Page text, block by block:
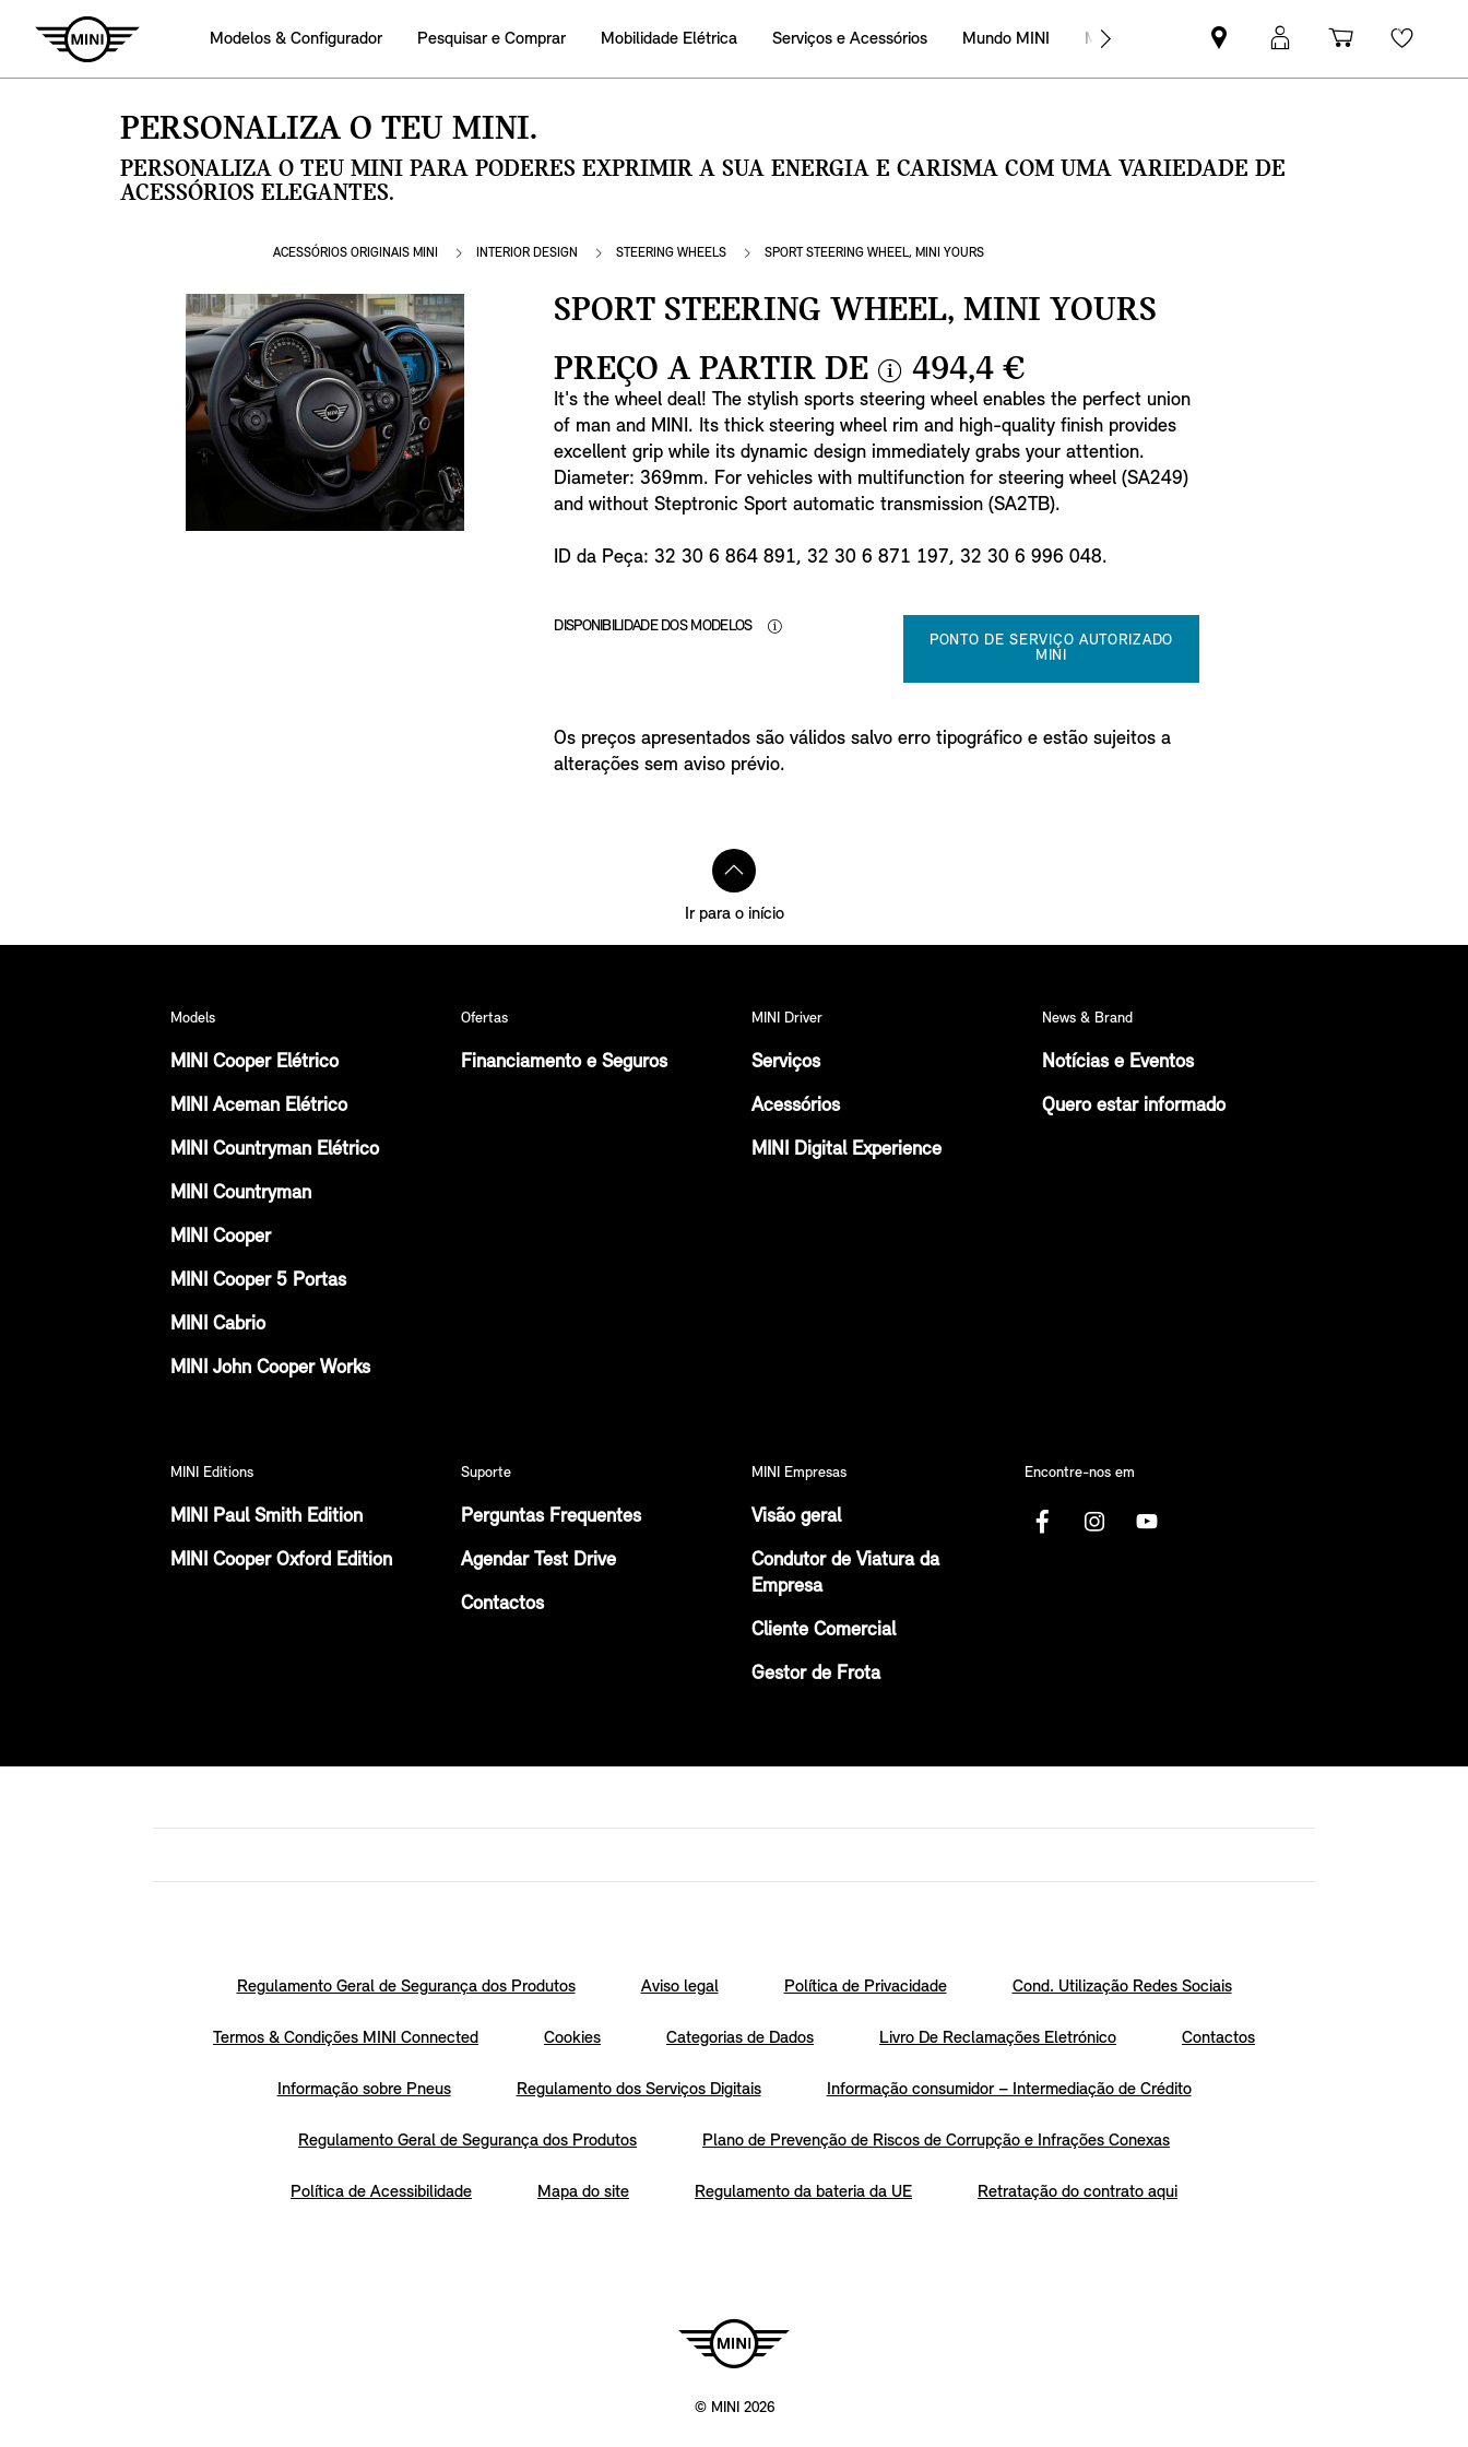
Modelos & Configurador Pesquisar e Comprar Mobilidade Elétrica Serviços e Acessórios Mundo MINI MINI Empresas
Pesquisar
parceiro
Iniciar
sessão
Carrinho
de
PERSONALIZA O TEU MINI.
PERSONALIZA O TEU MINI PARA PODERES EXPRIMIR A SUA ENERGIA E CARISMA COM UMA VARIEDADE DE
ACESSÓRIOS ELEGANTES.
ACESSÓRIOS ORIGINAIS MINI INTERIOR DESIGN STEERING WHEELS SPORT STEERING WHEEL, MINI YOURS
SPORT STEERING WHEEL, MINI YOURS
PREÇO A PARTIR DE
i
n
f
o
494,4 €
It's the wheel deal! The stylish sports steering wheel enables the perfect union
of man and MINI. Its thick steering wheel rim and high-quality finish provides
excellent grip while its dynamic design immediately grabs your attention.
Diameter: 369mm. For vehicles with multifunction for steering wheel (SA249)
and without Steptronic Sport automatic transmission (SA2TB).
ID da Peça: 32 30 6 864 891, 32 30 6 871 197, 32 30 6 996 048.
DISPONIBILIDADE DOS MODELOS
PONTO DE SERVIÇO AUTORIZADO
MINI
Os preços apresentados são válidos salvo erro tipográfico e estão sujeitos a
alterações sem aviso prévio.
Ir para o início
Models
MINI Cooper Elétrico
MINI Aceman Elétrico
MINI Countryman Elétrico
MINI Countryman
MINI Cooper
MINI Cooper 5 Portas
MINI Cabrio
MINI John Cooper Works
Ofertas
Financiamento e Seguros
MINI Driver
Serviços
Acessórios
MINI Digital Experience
News & Brand
Notícias e Eventos
Quero estar informado
MINI Editions
MINI Paul Smith Edition
MINI Cooper Oxford Edition
Suporte
Perguntas Frequentes
Agendar Test Drive
Contactos
MINI Empresas
Visão geral
Condutor de Viatura da
Empresa
Cliente Comercial
Gestor de Frota
Encontre-nos em
Regulamento Geral de Segurança dos Produtos Aviso legal Política de Privacidade Cond. Utilização Redes Sociais
Termos & Condições MINI Connected Cookies Categorias de Dados Livro De Reclamações Eletrónico Contactos
Informação sobre Pneus Regulamento dos Serviços Digitais Informação consumidor – Intermediação de Crédito
Regulamento Geral de Segurança dos Produtos Plano de Prevenção de Riscos de Corrupção e Infrações Conexas
Política de Acessibilidade Mapa do site Regulamento da bateria da UE Retratação do contrato aqui
© MINI 2026